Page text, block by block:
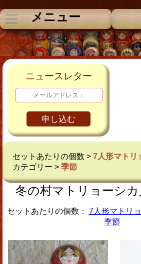
メニュー
ニュースレター
申し込む
セットあたりの個数 > 7人形マトリ
カテゴリー > 季節
冬の村マトリョーシ
セットあたりの個数： 7人形マトリ
季節